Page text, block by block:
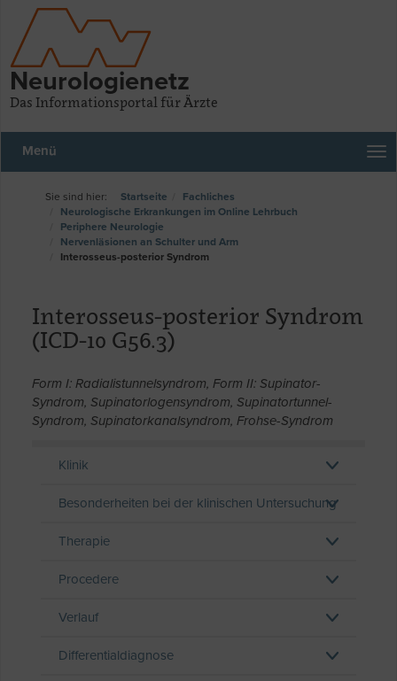
Neurologienetz
Das Informationsportal für Ärzte
Menü
Startseite
Fachliches
Neurologische Erkrankungen im Online Lehrbuch
Periphere Neurologie
Nervenläsionen an Schulter und Arm
Interosseus-posterior Syndrom
Interosseus-posterior Syndrom
(ICD-10 G56.3)
Form I: Radialistunnelsyndrom, Form II: Supinator-
Syndrom, Supinatorlogensyndrom, Supinatortunnel-
Syndrom, Supinatorkanalsyndrom, Frohse-Syndrom
Klinik
Besonderheiten bei der klinischen Untersuchung
Therapie
Procedere
Verlauf
Differentialdiagnose